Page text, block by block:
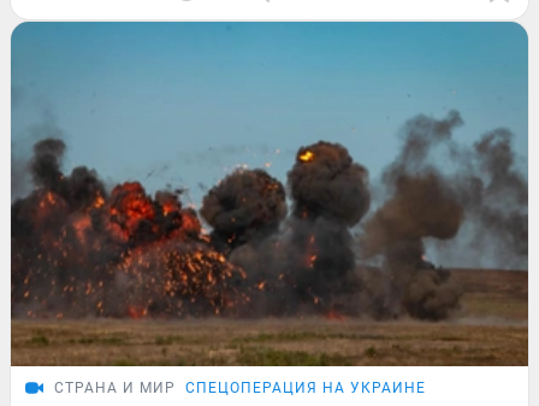
СТРАНА И МИР СПЕЦОПЕРАЦИЯ НА УКРАИНЕ